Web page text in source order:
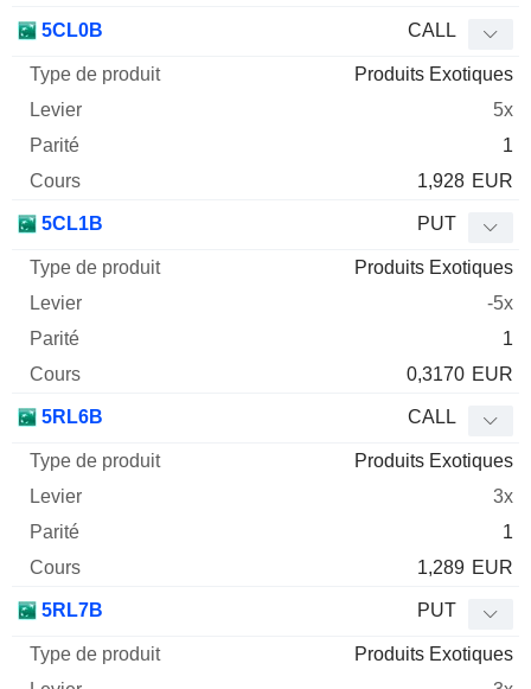
5CL0B CALL
Produits Exotiques
5x
1
1,928 EUR
5CL1B PUT
Produits Exotiques
-5x
1
0,3170 EUR
5RL6B CALL
Produits Exotiques
3x
1
1,289 EUR
5RL7B PUT
Produits Exotiques